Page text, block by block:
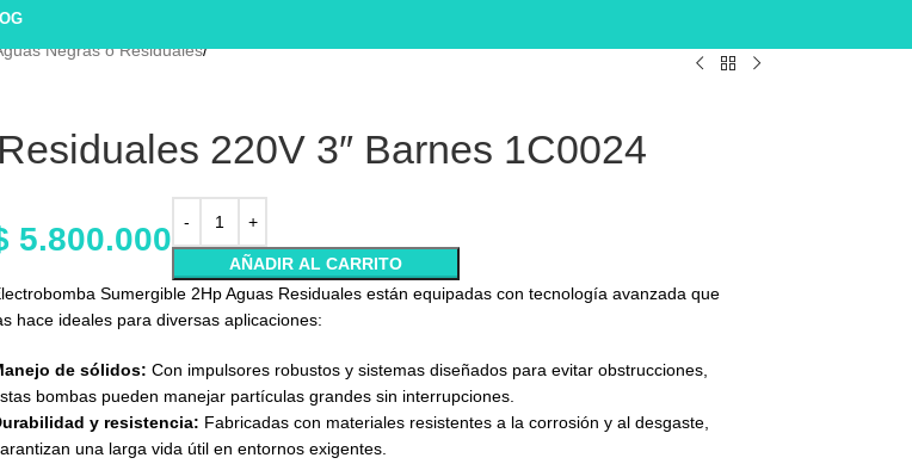
Negras o Residuales
220V 3″ Barnes 1C0024
5.800.000
AÑADIR AL CARRITO
Sumergible 2Hp Aguas Residuales están equipadas con tecnología avanzada que
hace ideales para diversas aplicaciones:
de sólidos: Con impulsores robustos y sistemas diseñados para evitar obstrucciones,
bombas pueden manejar partículas grandes sin interrupciones.
y resistencia: Fabricadas con materiales resistentes a la corrosión y al desgaste,
una larga vida útil en entornos exigentes.